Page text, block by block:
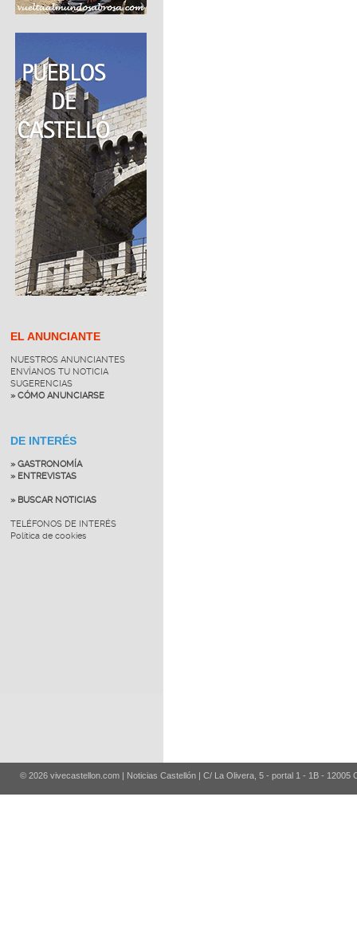
EL ANUNCIANTE
NUESTROS ANUNCIANTES
ENVÍANOS TU NOTICIA
SUGERENCIAS
» CÓMO ANUNCIARSE
DE INTERÉS
» GASTRONOMÍA
» ENTREVISTAS
» BUSCAR NOTICIAS
TELÉFONOS DE INTERÉS
Política de cookies
© 2026 vivecastellon.com | Noticias Castellón | C/ La Olivera, 5 - portal 1 - 1B - 12005